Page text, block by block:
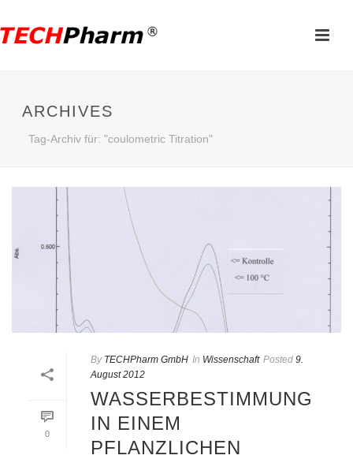
ARCHIVES
Tag-Archiv für: "coulometric Titration"
0
By TECHPharm GmbH In Wissenschaft Posted 9.
August 2012
WASSERBESTIMMUNG
IN EINEM
PFLANZLICHEN